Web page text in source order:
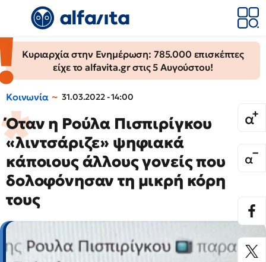
Κυριαρχία στην Ενημέρωση: 785.000 επισκέπτες
είχε το alfavita.gr στις 5 Αυγούστου!
Κοινωνία 31.03.2022 - 14:00
Όταν η Ρούλα Πισπιρίγκου
«λιντσάριζε» ψηφιακά
κάποιους άλλους γονείς που
δολοφόνησαν τη μικρή κόρη
τους